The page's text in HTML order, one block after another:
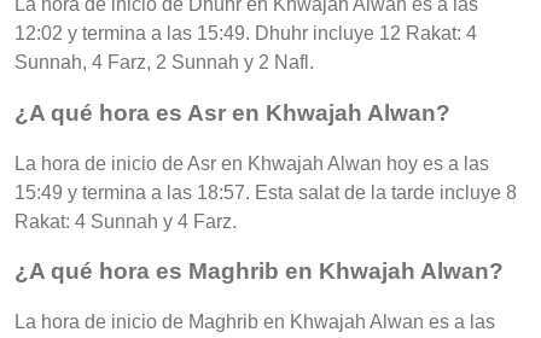
La hora de inicio de Dhuhr en Khwajah Alwan es a las
12:02 y termina a las 15:49. Dhuhr incluye 12 Rakat: 4
Sunnah, 4 Farz, 2 Sunnah y 2 Nafl.
¿A qué hora es Asr en Khwajah Alwan?
La hora de inicio de Asr en Khwajah Alwan hoy es a las
15:49 y termina a las 18:57. Esta salat de la tarde incluye 8
Rakat: 4 Sunnah y 4 Farz.
¿A qué hora es Maghrib en Khwajah Alwan?
La hora de inicio de Maghrib en Khwajah Alwan es a las